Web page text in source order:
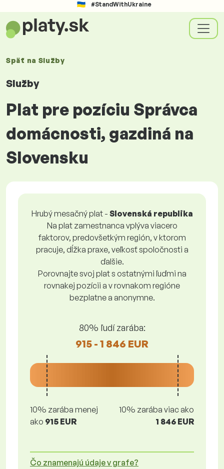
#StandWithUkraine
Späť na Služby
Služby
Plat pre pozíciu Správca
domácnosti, gazdiná na
Slovensku
Hrubý mesačný plat - Slovenská republika
Na plat zamestnanca vplýva viacero
faktorov, predovšetkým región, v ktorom
pracuje, dĺžka praxe, veľkosť spoločnosti a
ďalšie.
Porovnajte svoj plat s ostatnými ľuďmi na
rovnakej pozícii a v rovnakom regióne
bezplatne a anonymne.
80% ľudí zarába:
915 - 1 846 EUR
10% zarába menej
ako 915 EUR
10% zarába viac ako
1 846 EUR
Čo znamenajú údaje v grafe?